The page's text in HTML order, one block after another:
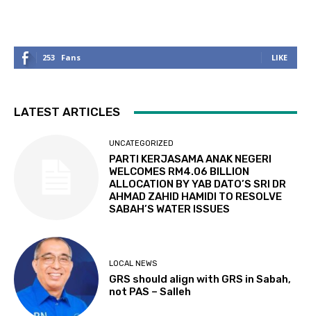
253 Fans LIKE
LATEST ARTICLES
UNCATEGORIZED
PARTI KERJASAMA ANAK NEGERI
WELCOMES RM4.06 BILLION
ALLOCATION BY YAB DATO’S SRI DR
AHMAD ZAHID HAMIDI TO RESOLVE
SABAH’S WATER ISSUES
LOCAL NEWS
GRS should align with GRS in Sabah,
not PAS – Salleh